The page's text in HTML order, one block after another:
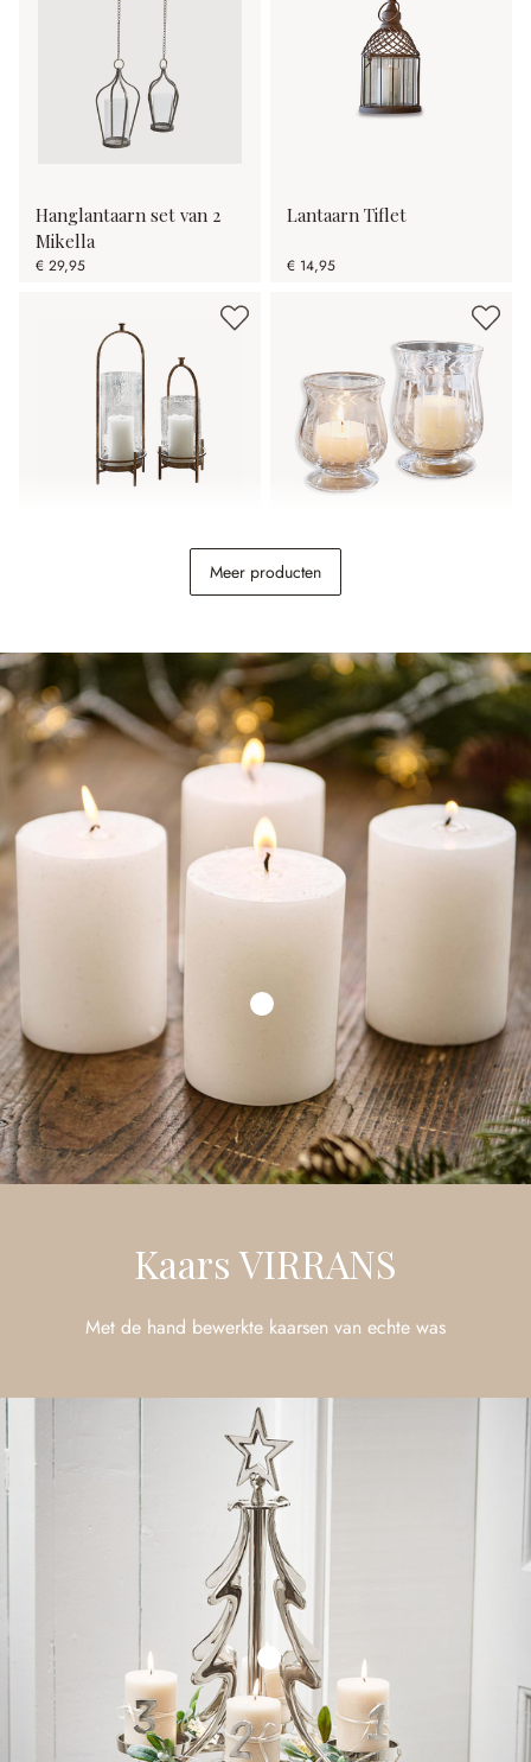
Hanglantaarn set van 2
Mikella
€ 29,95
Lantaarn Tiflet
€ 14,95
Windlicht set van 2 Moon
Meer producten
Kaars VIRRANS
Met de hand bewerkte kaarsen van echte was